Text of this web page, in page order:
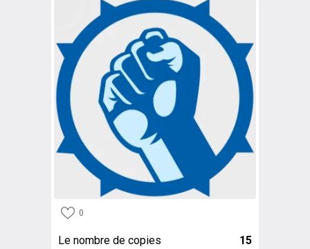
0
Le nombre de copies 15